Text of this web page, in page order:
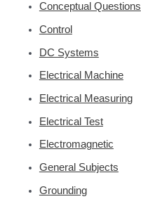
Conceptual Questions
Control
DC Systems
Electrical Machine
Electrical Measuring
Electrical Test
Electromagnetic
General Subjects
Grounding